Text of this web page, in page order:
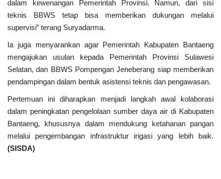
dalam kewenangan Pemerintah Provinsi. Namun, dari sisi
teknis BBWS tetap bisa memberikan dukungan melalui
supervisi” terang Suryadarma.
Ia juga menyarankan agar Pemerintah Kabupaten Bantaeng
mengajukan usulan kepada Pemerintah Provinsi Sulawesi
Selatan, dan BBWS Pompengan Jeneberang siap memberikan
pendampingan dalam bentuk asistensi teknis dan pengawasan.
Pertemuan ini diharapkan menjadi langkah awal kolaborasi
dalam peningkatan pengelolaan sumber daya air di Kabupaten
Bantaeng, khususnya dalam mendukung ketahanan pangan
melalui pengembangan infrastruktur irigasi yang lebih baik.
(SISDA)